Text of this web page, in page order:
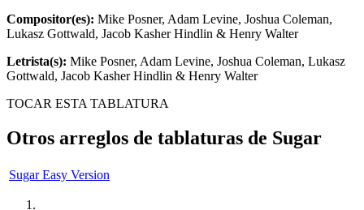
Compositor(es): Mike Posner, Adam Levine, Joshua Coleman,
Lukasz Gottwald, Jacob Kasher Hindlin & Henry Walter
Letrista(s): Mike Posner, Adam Levine, Joshua Coleman, Lukasz
Gottwald, Jacob Kasher Hindlin & Henry Walter
TOCAR ESTA TABLATURA
Otros arreglos de tablaturas de Sugar
Sugar Easy Version